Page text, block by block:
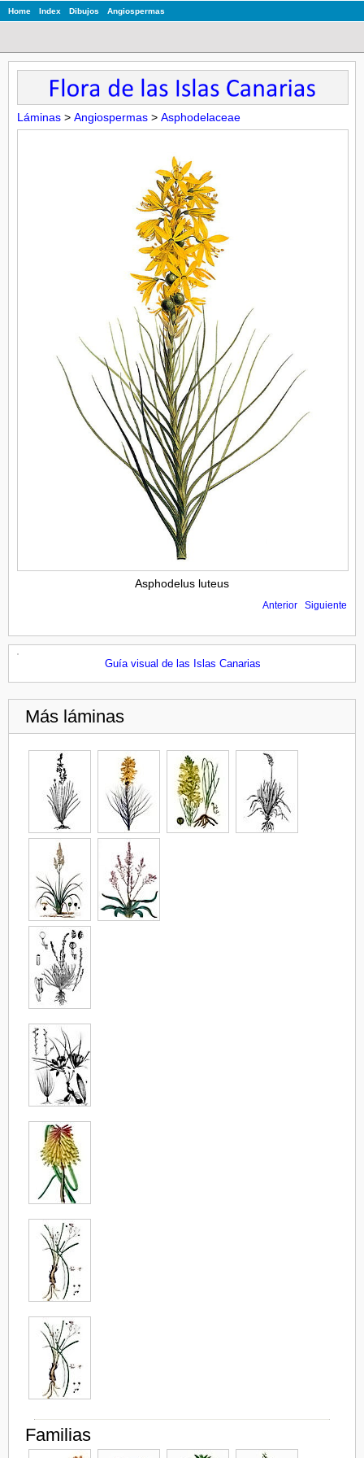
Home Index Dibujos Angiospermas
Láminas > Angiospermas > Asphodelaceae
Asphodelus luteus
Anterior Siguiente
Guía visual de las Islas Canarias
Más láminas
Familias